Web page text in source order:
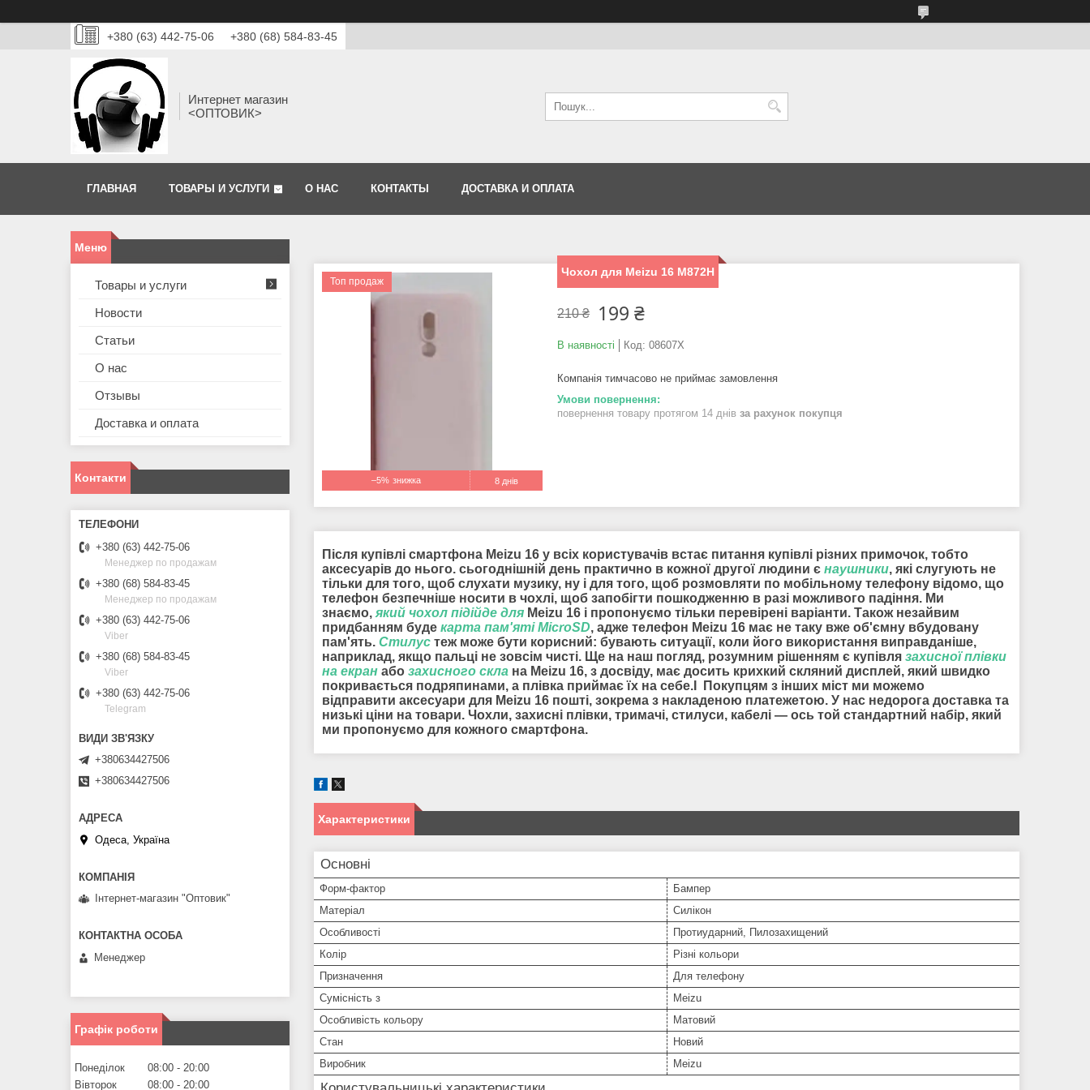
+380 (63) 442-75-06 +380 (68) 584-83-45
Интернет магазин
<ОПТОВИК>
ГЛАВНАЯ ТОВАРЫ И УСЛУГИ О НАС КОНТАКТЫ ДОСТАВКА И ОПЛАТА
–5% 8 днів
Топ продаж
Чохол для Meizu 16 M872H
210 ₴ 199 ₴
В наявності Код: 08607X
Компанія тимчасово не приймає замовлення
повернення товару протягом 14 днів за рахунок покупця
Після купівлі смартфона Meizu 16 у всіх користувачів встає питання купівлі різних примочок, тобто
аксесуарів до нього. сьогоднішній день практично в кожної другої людини є наушники, які слугують не
тільки для того, щоб слухати музику, ну і для того, щоб розмовляти по мобільному телефону відомо, що
телефон безпечніше носити в чохлі, щоб запобігти пошкодженню в разі можливого падіння. Ми
знаємо, який чохол підійде для Meizu 16 і пропонуємо тільки перевірені варіанти. Також незайвим
придбанням буде карта пам'яті MicroSD, адже телефон Meizu 16 має не таку вже об'ємну вбудовану
пам'ять. Стилус теж може бути корисний: бувають ситуації, коли його використання виправданіше,
наприклад, якщо пальці не зовсім чисті. Ще на наш погляд, розумним рішенням є купівля захисної плівки
на екран або захисного скла на Meizu 16, з досвіду, має досить крихкий скляний дисплей, який швидко
покривається подряпинами, а плівка приймає їх на себе.І Покупцям з інших міст ми можемо
відправити аксесуари для Meizu 16 пошті, зокрема з накладеною платежетою. У нас недорога доставка та
низькі ціни на товари. Чохли, захисні плівки, тримачі, стилуси, кабелі — ось той стандартний набір, який
ми пропонуємо для кожного смартфона.
Характеристики
Основні
Форм-фактор
Бампер
Матеріал
Силікон
Особливості
Протиударний, Пилозахищений
Колір
Різні кольори
Призначення
Для телефону
Сумісність з
Meizu
Особливість кольору
Матовий
Стан
Новий
Виробник
Meizu
Товары и услуги
Новости
Статьи
О нас
Отзывы
Доставка и оплата
Контакти
+380 (63) 442-75-06
Менеджер по продажам
+380 (68) 584-83-45
Менеджер по продажам
+380 (63) 442-75-06
Viber
+380 (68) 584-83-45
Viber
+380 (63) 442-75-06
Telegram
+380634427506
+380634427506
Одеса, Україна
Інтернет-магазин "Оптовик"
Менеджер
Графік роботи
Понеділок 08:00
20:00
Вівторок
08:00
20:00